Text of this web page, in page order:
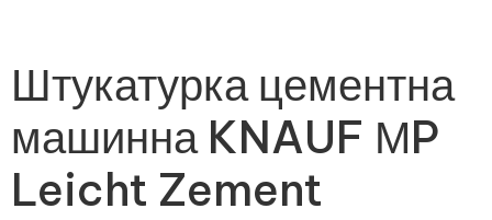
Штукатурка цементна
машинна KNAUF МP
Leicht Zement